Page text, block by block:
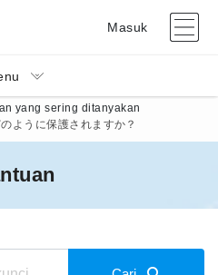
Masuk
yang sering ditanyakan
ように保護されますか？